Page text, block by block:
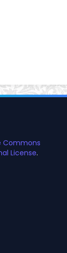
Commons
License.